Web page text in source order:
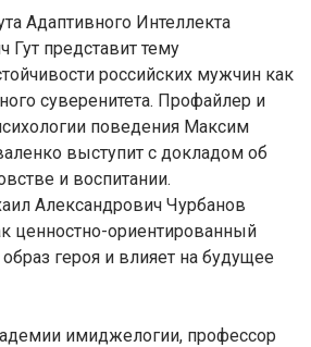
Адаптивного Интеллекта
Гут представит тему
российских мужчин как
суверенитета. Профайлер и
поведения Максим
выступит с докладом об
и воспитании.
Александрович Чурбанов
ценностно-ориентированный
героя и влияет на будущее
имиджелогии, профессор